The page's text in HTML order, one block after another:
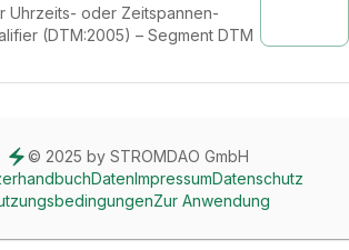
Uhrzeits- oder Zeitspannen-
(DTM:2005) – Segment DTM
© 2025 by STROMDAO GmbH
DatenImpressumDatenschutz
Zur Anwendung